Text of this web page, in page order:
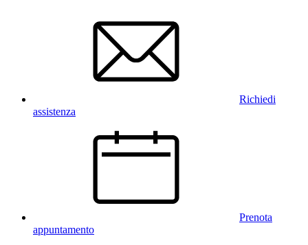
Richiedi
assistenza
Prenota
appuntamento